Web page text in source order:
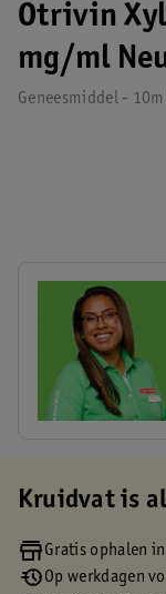
Otrivin
mg/ml
Geneesmiddel -
Kruidvat is
Gratis ophalen
Op werkdagen